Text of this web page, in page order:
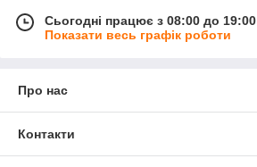
Сьогодні працює з 08:00 до 19:00
Показати весь графік роботи
Про нас
Контакти